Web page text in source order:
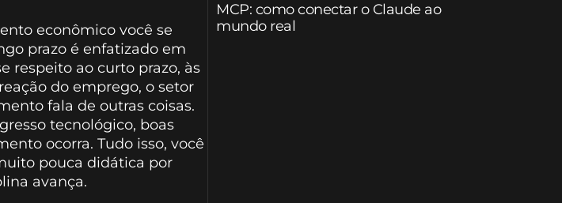
econômico você se
prazo é enfatizado em
respeito ao curto prazo, às
do emprego, o setor
fala de outras coisas.
tecnológico, boas
ocorra. Tudo isso, você
pouca didática por
avança.
MCP: como conectar o Claude ao
mundo real